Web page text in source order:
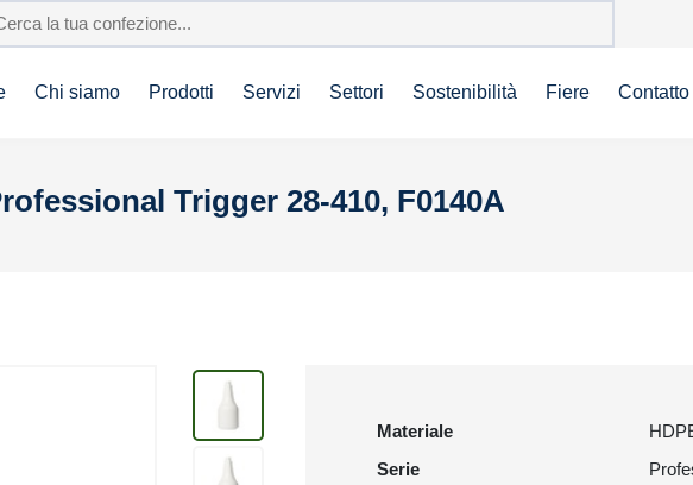
Chi siamo Prodotti Servizi Settori Sostenibilità Fiere Contatto
Trigger 28-410, F0140A
Materiale
Serie